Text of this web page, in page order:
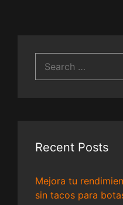
for:
Recent Posts
Mejora tu
sin tacos para